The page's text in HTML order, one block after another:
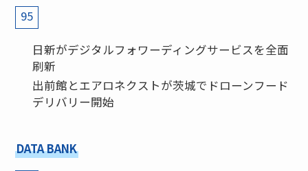
95
日新がデジタルフォワーディングサービスを全面
刷新
出前館とエアロネクストが茨城でドローンフード
デリバリー開始
DATA BANK